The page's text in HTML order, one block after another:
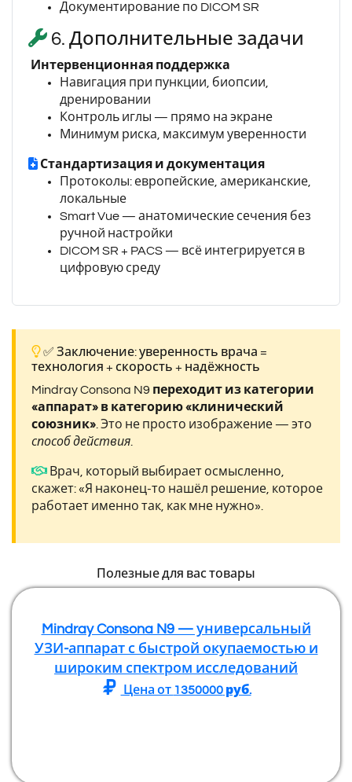
Документирование по DICOM SR
6. Дополнительные задачи
Интервенционная поддержка
Навигация при пункции, биопсии,
дренировании
Контроль иглы — прямо на экране
Минимум риска, максимум уверенности
Стандартизация и документация
Протоколы: европейские, американские,
локальные
Smart Vue — анатомические сечения без
ручной настройки
DICOM SR + PACS — всё интегрируется в
цифровую среду
✅ Заключение: уверенность врача =
технология + скорость + надёжность
Mindray Consona N9 переходит из категории
«аппарат» в категорию «клинический
союзник» . Это не просто изображение — это
способ действия
Врач, который выбирает осмысленно,
скажет: «Я наконец-то нашёл решение, которое
работает именно так, как мне нужно».
Полезные для вас товары
Mindray Consona N9 — универсальный
УЗИ-аппарат с быстрой окупаемостью и
широким спектром исследований
Цена от 1350000руб.